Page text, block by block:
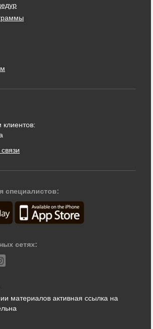
клиентов:
специалистов:
сетях:
материалов активная ссылка на